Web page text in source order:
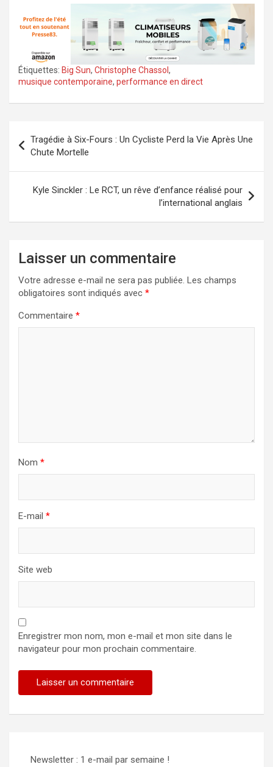
Étiquettes: Big Sun, Christophe Chassol ,
musique contemporaine, performance en direct
de
l’article
Tragédie à Six-Fours : Un Cycliste Perd la Vie Après Une
Chute Mortelle
Kyle Sinckler : Le RCT, un rêve d’enfance réalisé pour
l’international anglais
Laisser un commentaire
Votre adresse e-mail ne sera pas publiée. Les champs
obligatoires sont indiqués avec *
Commentaire *
Nom *
E-mail *
Site web
Enregistrer mon nom, mon e-mail et mon site dans le
navigateur pour mon prochain commentaire.
Newsletter : 1 e-mail par semaine !